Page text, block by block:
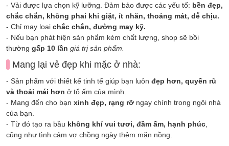
- Vải được lựa chọn kỹ lưỡng. Đảm bảo được các yếu tố: bền đẹp,
chắc chắn, không phai khi giặt, ít nhăn, thoáng mát, dễ chịu.
- Chỉ may loại chắc chắn, đường may kỹ.
- Nếu bạn phát hiện sản phẩm kém chất lượng, shop sẽ bồi
thường gấp 10 lần giá trị sản phẩm.
Mang lại vẻ đẹp khi mặc ở nhà:
- Sản phẩm với thiết kế tinh tế giúp bạn luôn đẹp hơn, quyến rũ
và thoải mái hơn ở tổ ấm của mình.
- Mang đến cho bạn xinh đẹp, rạng rỡ ngay chính trong ngôi nhà
của bạn.
- Từ đó tạo ra bầu không khí vui tươi, đầm ấm, hạnh phúc
cũng như tình cảm vợ chồng ngày thêm mặn nồng.